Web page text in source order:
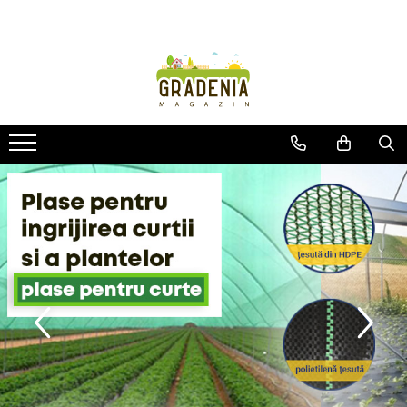
Tractorașe de cosit iarba
Masini de tuns iarba
Roabe
Atomizoare
Pompe de apă
Hidrofoare
Trimmere
Drujbe
Freze de zapada
Foarfeci
Fierastrau gard viu
Fierastraie telescopice